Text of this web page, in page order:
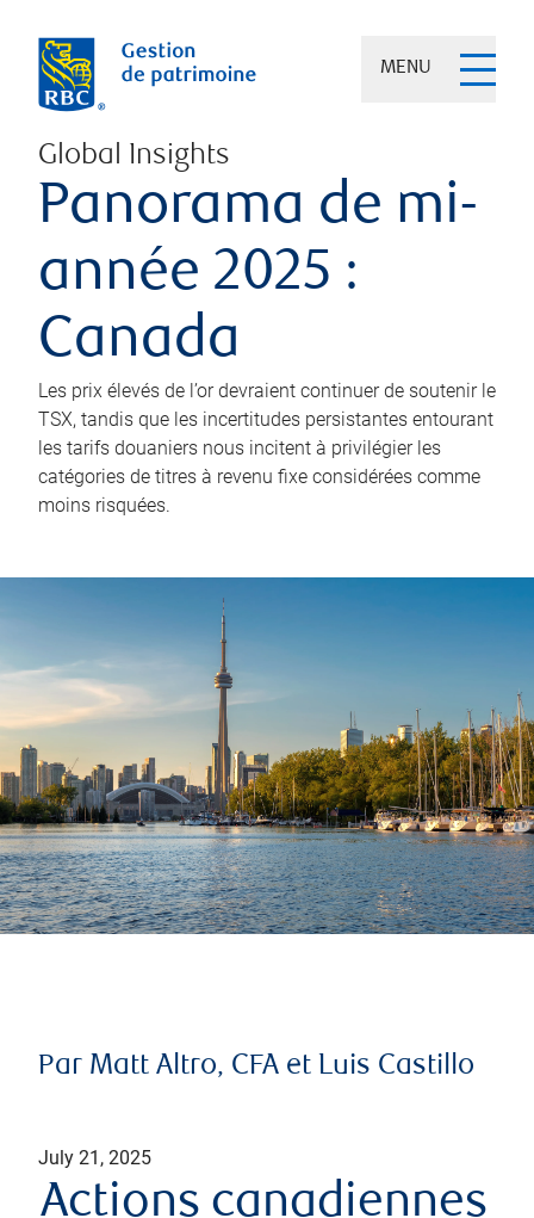
MENU
Global Insights
Panorama de mi-
année 2025 :
Canada
Les prix élevés de l’or devraient continuer de soutenir le
TSX, tandis que les incertitudes persistantes entourant
les tarifs douaniers nous incitent à privilégier les
catégories de titres à revenu fixe considérées comme
moins risquées.
Par Matt Altro, CFA et Luis Castillo
July 21, 2025
Actions canadiennes